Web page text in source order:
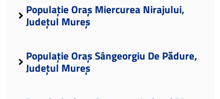
Populație Oraș Miercurea Nirajului,
Județul Mureș
Populație Oraș Sângeorgiu De Pădure,
Județul Mureș